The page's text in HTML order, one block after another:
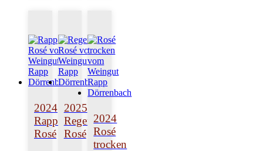
2024
Rapp
Rosé
2025
Regent
Rosé
2024
Rosé
trocken